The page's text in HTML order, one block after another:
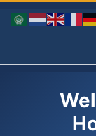
naar